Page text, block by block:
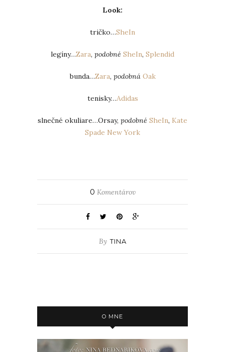
Look:
tričko…SheIn
legíny…Zara, podobné SheIn, Splendid
bunda…Zara, podobná Oak
tenisky…Adidas
slnečné okuliare…Orsay, podobné SheIn, Kate
Spade New York
0 Komentárov
By TINA
O MNE